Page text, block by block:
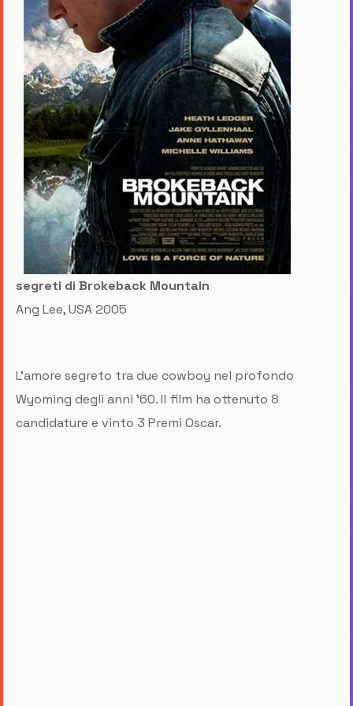
segreti di Brokeback Mountain
Ang Lee, USA 2005
L'amore segreto tra due cowboy nel profondo
Wyoming degli anni '60. Il film ha ottenuto 8
candidature e vinto 3 Premi Oscar.